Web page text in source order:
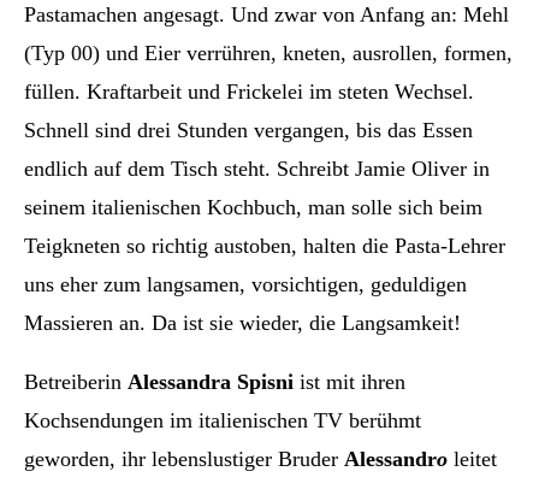
Pastamachen angesagt. Und zwar von Anfang an: Mehl
(Typ 00) und Eier verrühren, kneten, ausrollen, formen,
füllen. Kraftarbeit und Frickelei im steten Wechsel.
Schnell sind drei Stunden vergangen, bis das Essen
endlich auf dem Tisch steht. Schreibt Jamie Oliver in
seinem italienischen Kochbuch, man solle sich beim
Teigkneten so richtig austoben, halten die Pasta-Lehrer
uns eher zum langsamen, vorsichtigen, geduldigen
Massieren an. Da ist sie wieder, die Langsamkeit!
Betreiberin Alessandra Spisni ist mit ihren
Kochsendungen im italienischen TV berühmt
geworden, ihr lebenslustiger Bruder Alessandro leitet